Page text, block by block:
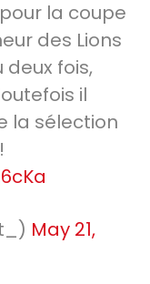
la coupe
des Lions
fois,
il
la sélection
May 21,